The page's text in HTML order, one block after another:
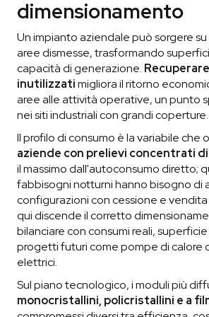
dimensionamento
Un impianto aziendale può sorgere
aree dismesse, trasformando
capacità di generazione.
inutilizzatimigliora il ritorno
aree alle attività operative, un punto
nei siti industriali con grandi coperture.
Il profilo di consumo è la variabile che
aziende con prelievi concentrati
il massimo dall'autoconsumo diretto;
fabbisogni notturni hanno bisogno di
configurazioni con cessione e
qui discende il corretto
bilanciare con consumi reali,
progetti futuri come pompe di calore
elettrici.
Sul piano tecnologico, i moduli più
monocristallini, policristallini e a